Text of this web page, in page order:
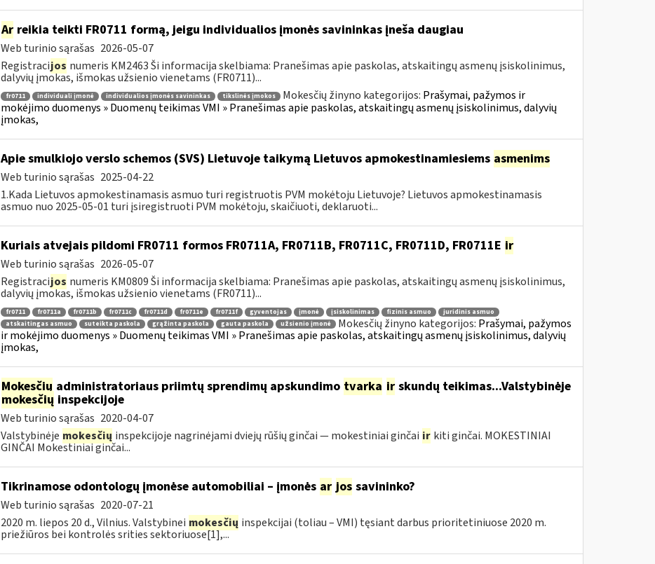
Arreikia teikti FR0711 formą, jeigu individualios įmonės savininkas įneša daugiau
Web turinio sąrašas 2026-05-07
Registracijos numeris KM2463 Ši informacija skelbiama: Pranešimas apie paskolas, atskaitingų asmenų įsiskolinimus,
dalyvių įmokas, išmokas užsienio vienetams (FR0711)...
fr0711 individuali įmonė individualios įmonės savininkas tikslinės įmokos Mokesčių žinyno kategorijos: Prašymai, pažymos ir
mokėjimo duomenys » Duomenų teikimas VMI » Pranešimas apie paskolas, atskaitingų asmenų įsiskolinimus, dalyvių
įmokas,
Apie smulkiojo verslo schemos (SVS) Lietuvoje taikymą Lietuvos apmokestinamiesiems asmenims
Web turinio sąrašas 2025-04-22
1.Kada Lietuvos apmokestinamasis asmuo turi registruotis PVM mokėtoju Lietuvoje? Lietuvos apmokestinamasis
asmuo nuo 2025-05-01 turi įsiregistruoti PVM mokėtoju, skaičiuoti, deklaruoti...
Kuriais atvejais pildomi FR0711 formos FR0711A, FR0711B, FR0711C, FR0711D, FR0711E ir
Web turinio sąrašas 2026-05-07
Registracijos numeris KM0809 Ši informacija skelbiama: Pranešimas apie paskolas, atskaitingų asmenų įsiskolinimus,
dalyvių įmokas, išmokas užsienio vienetams (FR0711)...
fr0711 fr0711a fr0711b fr0711c fr0711d fr0711e fr0711f gyventojas įmonė įsiskolinimas fizinis asmuo
juridinis asmuo
atskaitingas asmuo
suteikta paskola grąžinta paskola gauta paskola užsienio įmonė Mokesčių žinyno kategorijos: Prašymai, pažymos
ir mokėjimo duomenys » Duomenų teikimas VMI » Pranešimas apie paskolas, atskaitingų asmenų įsiskolinimus, dalyvių
įmokas,
Mokesčiųadministratoriaus priimtų sprendimų apskundimo tvarka irskundų teikimas...Valstybinėje
mokesčių inspekcijoje
Web turinio sąrašas 2020-04-07
Valstybinėje mokesčių inspekcijoje nagrinėjami dviejų rūšių ginčai — mokestiniai ginčai ir kiti ginčai. MOKESTINIAI
GINČAI Mokestiniai ginčai...
Tikrinamose odontologų įmonėse automobiliai – įmonės ar jos savininko?
Web turinio sąrašas 2020-07-21
2020 m. liepos 20 d., Vilnius. Valstybinei mokesčių inspekcijai (toliau – VMI) tęsiant darbus prioritetiniuose 2020 m.
priežiūros bei kontrolės srities sektoriuose[1],...